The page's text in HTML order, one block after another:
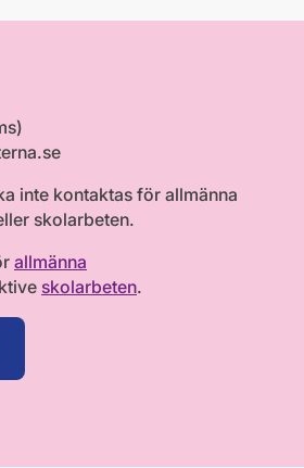
inte kontaktas för allmänna
skolarbeten.
allmänna
skolarbeten.